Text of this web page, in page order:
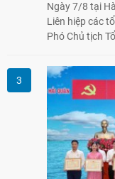
Ngày 7/8 tại
Liên hiệp các
Phó Chủ tịch
đổi về định
Nông nghiệp
hướng tới thúc
và mở rộng